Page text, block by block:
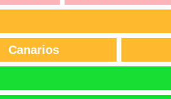
Canarios